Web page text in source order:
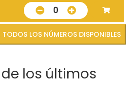
0
VER TODOS LOS NÚMEROS DISPONIBLES
los últimos